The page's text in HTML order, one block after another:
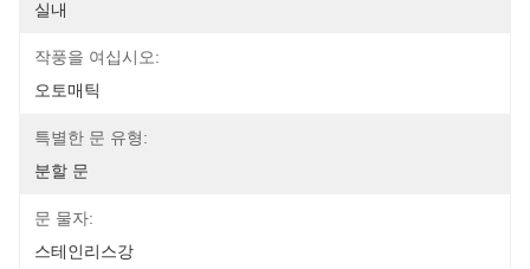
실내
작풍을 여십시오:
오토매틱
특별한 문 유형:
분할 문
문 물자:
스테인리스강